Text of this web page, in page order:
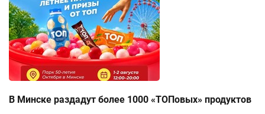
В Минске раздадут более 1000 «ТОПовых» продуктов